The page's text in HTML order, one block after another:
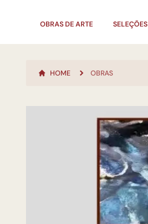
OBRAS DE ARTE SELEÇÕES
HOME OBRAS